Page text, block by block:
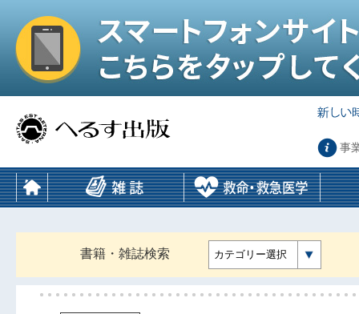
事
書籍・雑誌検索 カテゴリー選択